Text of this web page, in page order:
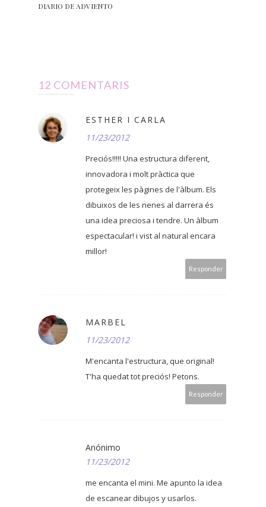
DIARIO DE ADVIENTO
12 COMENTARIS
ESTHER I CARLA
11/23/2012
Preciós!!!!! Una estructura diferent,
innovadora i molt pràctica que
protegeix les pàgines de l'àlbum. Els
dibuixos de les nenes al darrera és
una idea preciosa i tendre. Un àlbum
espectacular! i vist al natural encara
millor!
Responder
MARBEL
11/23/2012
M'encanta l'estructura, que original!
T'ha quedat tot preciós! Petons.
Responder
Anónimo
11/23/2012
me encanta el mini. Me apunto la idea
de escanear dibujos y usarlos.